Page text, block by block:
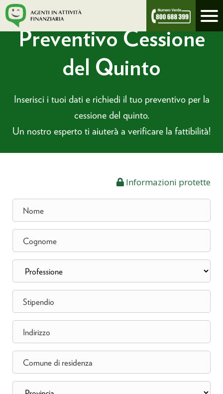
prestitimycredit.it preventivo
Preventivo Cessione
del Quinto
Inserisci i tuoi dati e richiedi il tuo preventivo per la
cessione del quinto.
Un nostro esperto ti aiuterà a verificare la fattibilità!
Informazioni protette